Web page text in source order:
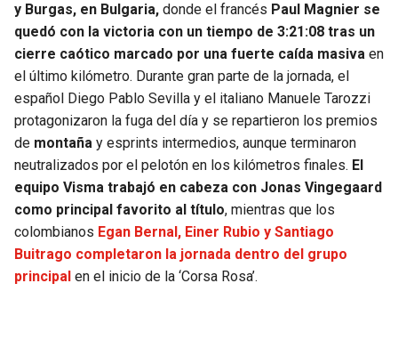
y Burgas, en Bulgaria, donde el francés Paul Magnier se
quedó con la victoria con un tiempo de 3:21:08 tras un
cierre caótico marcado por una fuerte caída masiva en
el último kilómetro. Durante gran parte de la jornada, el
español Diego Pablo Sevilla y el italiano Manuele Tarozzi
protagonizaron la fuga del día y se repartieron los premios
de montaña y esprints intermedios, aunque terminaron
neutralizados por el pelotón en los kilómetros finales. El
equipo Visma trabajó en cabeza con Jonas Vingegaard
como principal favorito al título, mientras que los
colombianos Egan Bernal, Einer Rubio y Santiago
Buitrago completaron la jornada dentro del grupo
principal en el inicio de la ‘Corsa Rosa’.